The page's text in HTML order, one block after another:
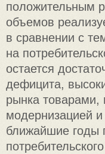
положительным
объемов
в сравнении с
на
остается
дефицита,
рынка товарами,
модернизацией
ближайшие годы